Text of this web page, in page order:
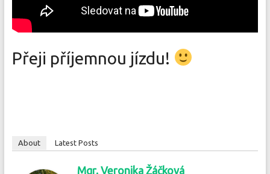
Přeji příjemnou jízdu!
About Latest Posts
Mgr. Veronika Žáčková